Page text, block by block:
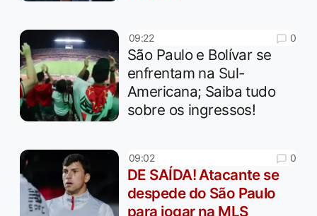
09:22 0
São Paulo e Bolívar se
enfrentam na Sul-
Americana; Saiba tudo
sobre os ingressos!
09:02 0
DE SAÍDA! Atacante se
despede do São Paulo
para jogar na MLS